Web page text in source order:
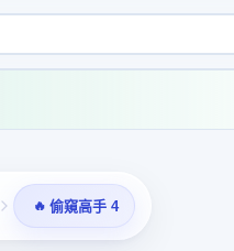
🔥 偷窺高手 4